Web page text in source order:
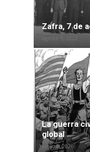
Zafra, 7 de
agosto 8, 2022
La guerra
global
junio 2, 2026